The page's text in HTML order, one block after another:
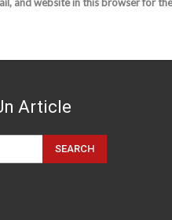
and website in this browser for
Article